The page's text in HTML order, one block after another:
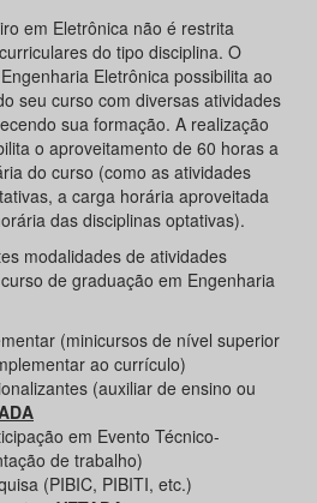
em Eletrônica não é restrita
do tipo disciplina. O
Eletrônica possibilita ao
seu curso com diversas atividades
sua formação. A realização
o aproveitamento de 60 horas a
do curso (como as atividades
a carga horária aproveitada
das disciplinas optativas).
modalidades de atividades
de graduação em Engenharia
(minicursos de nível superior
ao currículo)
(auxiliar de ensino ou
em Evento Técnico-
de trabalho)
(PIBIC, PIBITI, etc.)